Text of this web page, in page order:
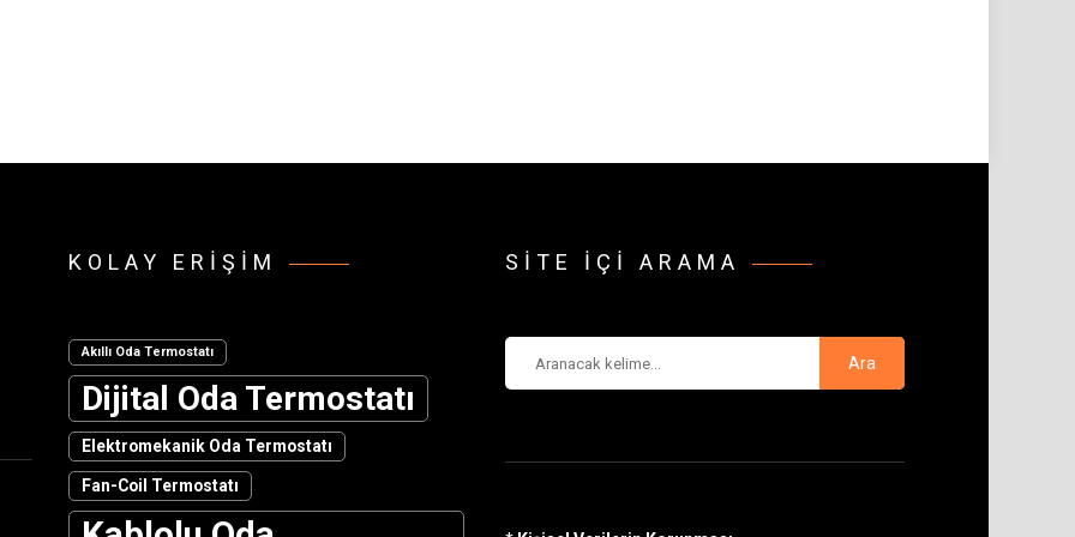
KOLAY ERIŞIM
Akıllı Oda Termostatı
Dijital Oda Termostatı
Elektromekanik Oda Termostatı
Fan-Coil Termostatı
SITE IÇI ARAMA